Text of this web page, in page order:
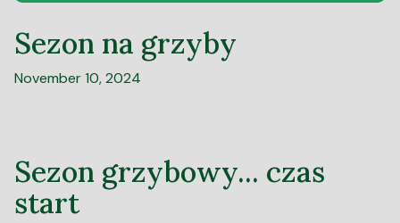
Sezon na grzyby
November 10, 2024
Sezon grzybowy... czas
start